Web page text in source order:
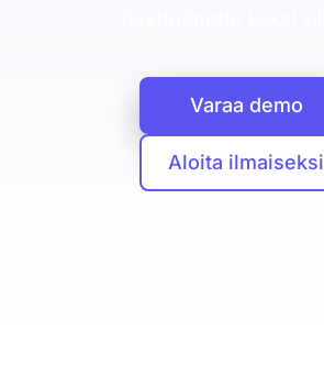
Booking Agent
Chat-keskustelusta myyjän kalenteriin
Varaa demo
Aloita ilmaiseksi